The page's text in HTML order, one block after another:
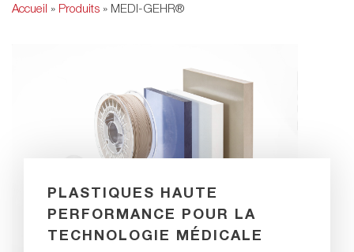
Accueil » Produits » MEDI-GEHR®
PLASTIQUES HAUTE
PERFORMANCE POUR LA
TECHNOLOGIE MÉDICALE